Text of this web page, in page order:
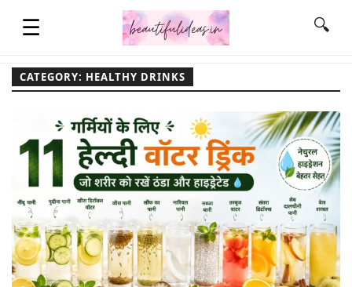
☰
QUOTES
LIFESTYLE
FASHION & STYLE
🔍
CATEGORY: HEALTHY DRINKS